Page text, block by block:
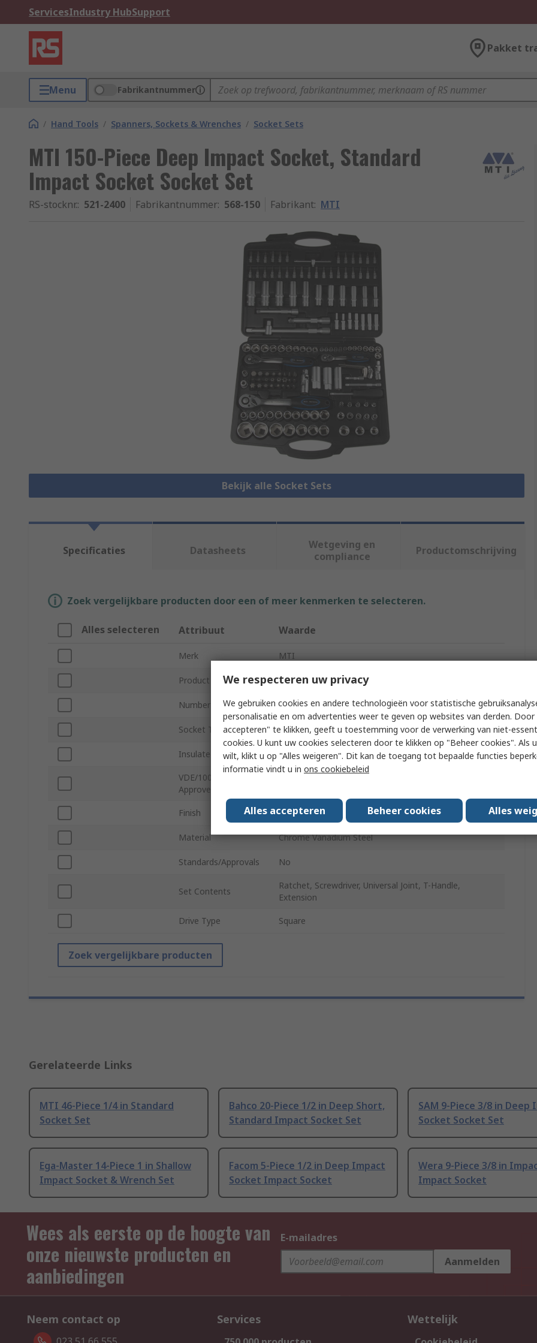
ServicesIndustry HubSupport
Pakket
Menu Fabrikantnummer
/ Hand Tools / Spanners, Sockets & Wrenches / Socket Sets
MTI 150-Piece Deep Impact Socket, Standard
Impact Socket Socket Set
RS-stocknr.: 521-2400 Fabrikantnummer: 568-150 Fabrikant: MTI
Bekijk alle Socket Sets
Specificaties Datasheets
Wetgeving en
compliance
Productomschrijving
Zoek vergelijkbare producten door een of meer kenmerken te selecteren.
Alles selecteren Attribuut Waarde
Merk MTI
Product Type Socket Set
Number of Pieces 150
Socket Type Deep Impact Socket, Standard Impact Socket
Insulated No
VDE/1000V
Approved
Finish Chrome
Material Chrome Vanadium Steel
Standards/Approvals No
Set Contents
Ratchet, Screwdriver, Universal Joint, T-Handle,
Extension
Drive Type Square
Zoek vergelijkbare producten
Gerelateerde Links
MTI 46-Piece 1/4 in Standard
Socket Set
Bahco 20-Piece 1/2 in Deep Short,
Standard Impact Socket Set
SAM 9-Piece 3/8 in Deep
Socket Socket Set
Ega-Master 14-Piece 1 in Shallow
Impact Socket & Wrench Set
Facom 5-Piece 1/2 in Deep Impact
Socket Impact Socket
Wera 9-Piece 3/8 in
Impact Socket
Wees als eerste op de hoogte van
onze nieuwste producten en
aanbiedingen
E-mailadres
Aanmelden
Neem contact op Services Wettelijk
We respecteren uw privacy
We gebruiken cookies en andere technologieën voor statistische
personalisatie en om advertenties weer te geven op websites van derden. Door
accepteren" te klikken, geeft u toestemming voor de verwerking van niet-
cookies. U kunt uw cookies selecteren door te klikken op "Beheer cookies". Als
wilt, klikt u op "Alles weigeren". Dit kan de toegang tot bepaalde functies
informatie vindt u in ons cookiebeleid
Alles accepteren Beheer cookies Alles